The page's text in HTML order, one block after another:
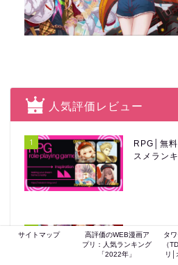
人気評価レビュー
1
RPG│無
スメラン
2
2023年度
ギス」最
サイトマップ
高評価のWEB漫画ア
プリ：人気ランキング
「2022年」
タ
（
リ│